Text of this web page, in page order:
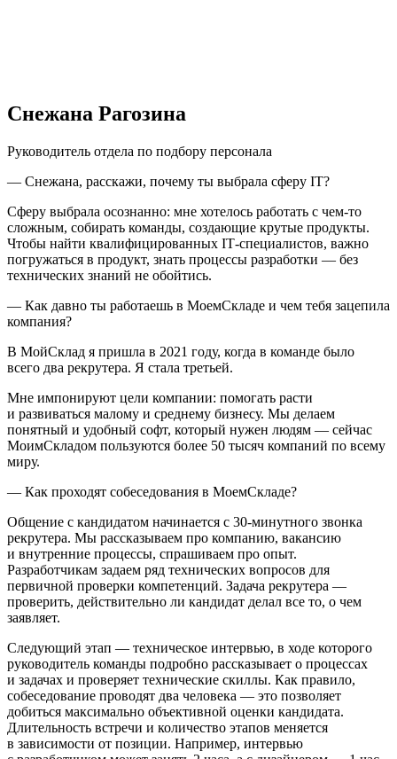
Снежана Рагозина
Руководитель отдела по подбору персонала
— Снежана, расскажи, почему ты выбрала сферу IT?
Сферу выбрала осознанно: мне хотелось работать с чем-то
сложным, собирать команды, создающие крутые продукты.
Чтобы найти квалифицированных IT‑специалистов, важно
погружаться в продукт, знать процессы разработки — без
технических знаний не обойтись.
— Как давно ты работаешь в МоемСкладе и чем тебя зацепила
компания?
В МойСклад я пришла в 2021 году, когда в команде было
всего два рекрутера. Я стала третьей.
Мне импонируют цели компании: помогать расти
и развиваться малому и среднему бизнесу. Мы делаем
понятный и удобный софт, который нужен людям — сейчас
МоимСкладом пользуются более 50 тысяч компаний по всему
миру.
— Как проходят собеседования в МоемСкладе?
Общение с кандидатом начинается с 30‑минутного звонка
рекрутера. Мы рассказываем про компанию, вакансию
и внутренние процессы, спрашиваем про опыт.
Разработчикам задаем ряд технических вопросов для
первичной проверки компетенций. Задача рекрутера —
проверить, действительно ли кандидат делал все то, о чем
заявляет.
Следующий этап — техническое интервью, в ходе которого
руководитель команды подробно рассказывает о процессах
и задачах и проверяет технические скиллы. Как правило,
собеседование проводят два человека — это позволяет
добиться максимально объективной оценки кандидата.
Длительность встречи и количество этапов меняется
в зависимости от позиции. Например, интервью